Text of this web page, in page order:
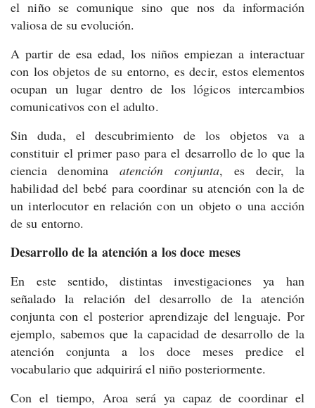
el niño se comunique sino que nos da información
valiosa de su evolución.
A partir de esa edad, los niños empiezan a interactuar
con los objetos de su entorno, es decir, estos elementos
ocupan un lugar dentro de los lógicos intercambios
comunicativos con el adulto.
Sin duda, el descubrimiento de los objetos va a
constituir el primer paso para el desarrollo de lo que la
ciencia denomina atención conjunta, es decir, la
habilidad del bebé para coordinar su atención con la de
un interlocutor en relación con un objeto o una acción
de su entorno.
Desarrollo de la atención a los doce meses
En este sentido, distintas investigaciones ya han
señalado la relación del desarrollo de la atención
conjunta con el posterior aprendizaje del lenguaje. Por
ejemplo, sabemos que la capacidad de desarrollo de la
atención conjunta a los doce meses predice el
vocabulario que adquirirá el niño posteriormente.
Con el tiempo, Aroa será ya capaz de coordinar el